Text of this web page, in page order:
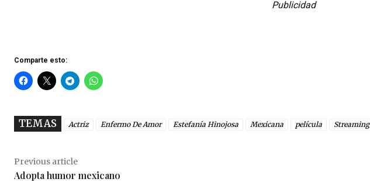
Publicidad
Comparte esto:
TEMAS Actriz Enfermo De Amor Estefanía Hinojosa Mexicana película Streaming
Previous article
Adopta humor mexicano